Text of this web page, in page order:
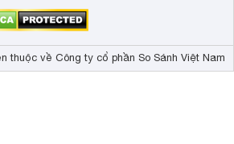
thuộc về Công ty cổ phần So Sánh Việt Nam